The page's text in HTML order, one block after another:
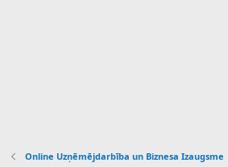
Online Uzņēmējdarbība un Biznesa Izaugsme